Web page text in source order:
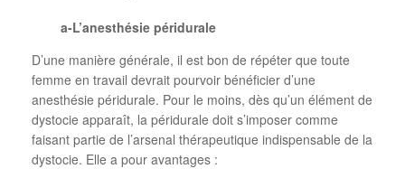
a-L’anesthésie péridurale
D’une manière générale, il est bon de répéter que toute
femme en travail devrait pourvoir bénéficier d’une
anesthésie péridurale. Pour le moins, dès qu’un élément de
dystocie apparaît, la péridurale doit s’imposer comme
faisant partie de l’arsenal thérapeutique indispensable de la
dystocie. Elle a pour avantages :